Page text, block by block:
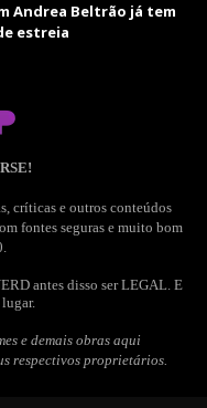
Andrea Beltrão já tem
estreia
críticas e outros conteúdos
fontes seguras e muito bom
antes disso ser LEGAL. E
e demais obras aqui
respectivos proprietários.